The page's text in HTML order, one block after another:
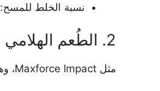
نسبة الخلط للمسح: 2.5 كوب لكل جالون ماء.
2. الطُعم الهلامي (Gel Bait)
مثل Maxforce Impact، وهو أحد أهم العناصر لأنه يجذب الصراصير لتناول السم ثم ينقله لبقية المستعمرة من خلال التغذية المتبادلة.